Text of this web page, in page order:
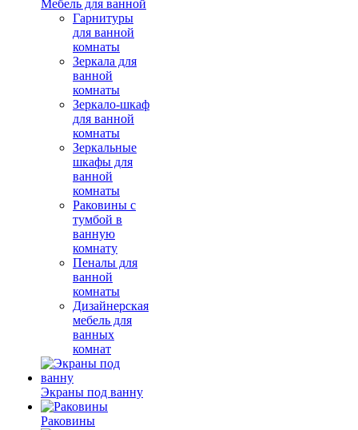
Мебель для ванной
Гарнитуры
для ванной
комнаты
Зеркала для
ванной
комнаты
Зеркало-шкаф
для ванной
комнаты
Зеркальные
шкафы для
ванной
комнаты
Раковины с
тумбой в
ванную
комнату
Пеналы для
ванной
комнаты
Дизайнерская
мебель для
ванных
комнат
Экраны под ванну
Раковины